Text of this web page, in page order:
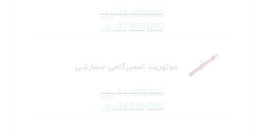
43,100,000 ﷼
37,950,000 ﷼
موتوربند تعمیرگاهی سفارشی
51,100,000 ﷼
44,850,000 ﷼